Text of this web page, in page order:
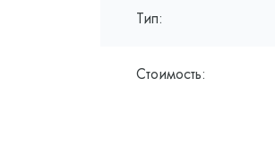
Тип:
Стоимость: